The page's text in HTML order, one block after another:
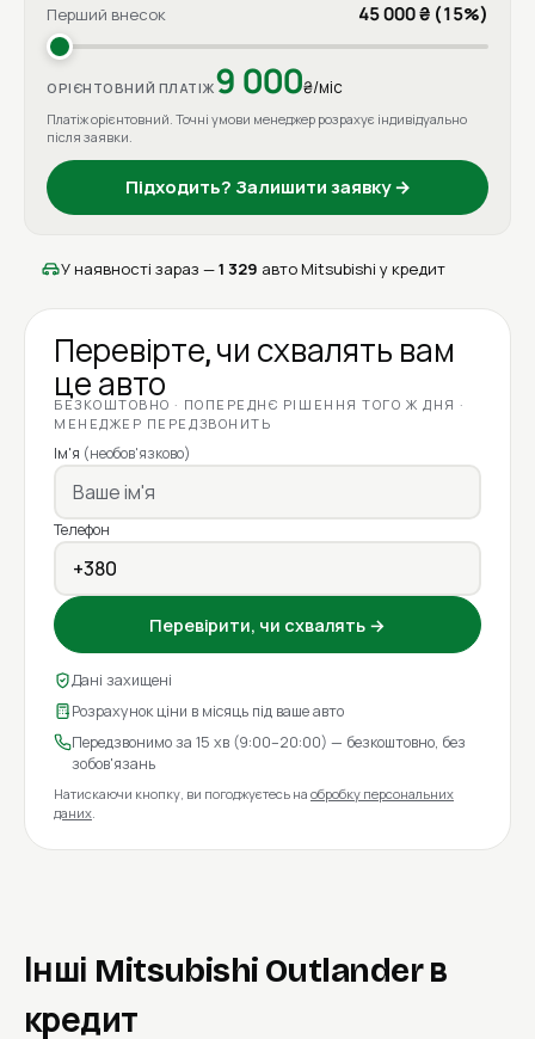
Перший внесок 45 000 ₴ (15%)
ОРІЄНТОВНИЙ ПЛАТІЖ9 000₴/міс
Платіж орієнтовний. Точні умови менеджер розрахує індивідуально
після заявки.
Підходить? Залишити заявку →
У наявності зараз —1 329 авто Mitsubishi у кредит
Перевірте, чи схвалять вам
це авто
БЕЗКОШТОВНО · ПОПЕРЕДНЄ РІШЕННЯ ТОГО Ж ДНЯ ·
МЕНЕДЖЕР ПЕРЕДЗВОНИТЬ
Ім'я (необов'язково)
Телефон
Перевірити, чи схвалять →
Дані захищені
Розрахунок ціни в місяць під ваше авто
Передзвонимо за 15 хв (9:00–20:00) — безкоштовно, без
зобов'язань
Натискаючи кнопку, ви погоджуєтесь на обробку персональних
даних.
Інші Mitsubishi Outlander в
кредит